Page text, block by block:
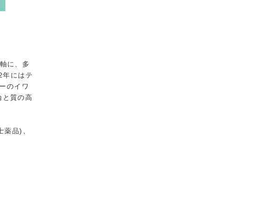
に、多
年にはテ
のイワ
質の高
品)、